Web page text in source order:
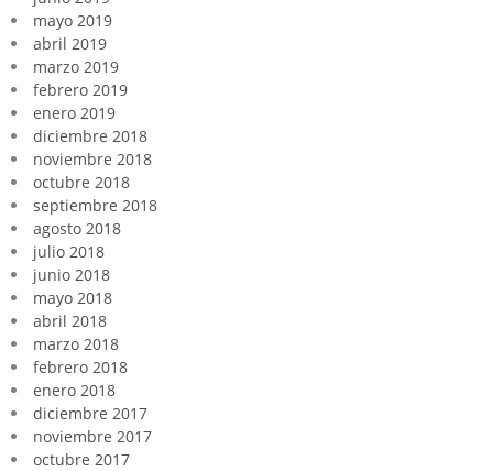
mayo 2019
abril 2019
marzo 2019
febrero 2019
enero 2019
diciembre 2018
noviembre 2018
octubre 2018
septiembre 2018
agosto 2018
julio 2018
junio 2018
mayo 2018
abril 2018
marzo 2018
febrero 2018
enero 2018
diciembre 2017
noviembre 2017
octubre 2017